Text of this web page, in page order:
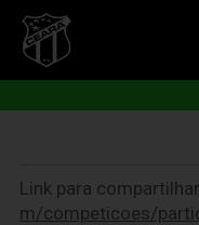
Link para
m/competicoes/